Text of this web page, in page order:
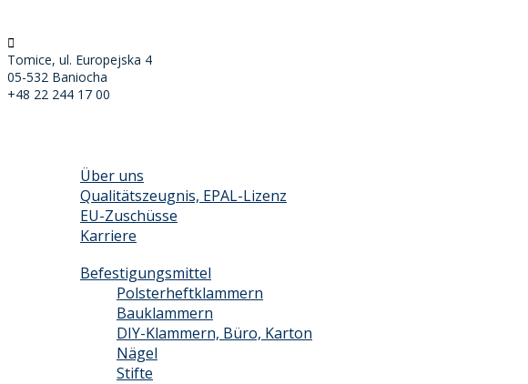
Tomice, ul. Europejska 4
05-532 Baniocha
+48 22 244 17 00
Über uns
Qualitätszeugnis, EPAL-Lizenz
EU-Zuschüsse
Karriere
Befestigungsmittel
Polsterheftklammern
Bauklammern
DIY-Klammern, Büro, Karton
Nägel
Stifte